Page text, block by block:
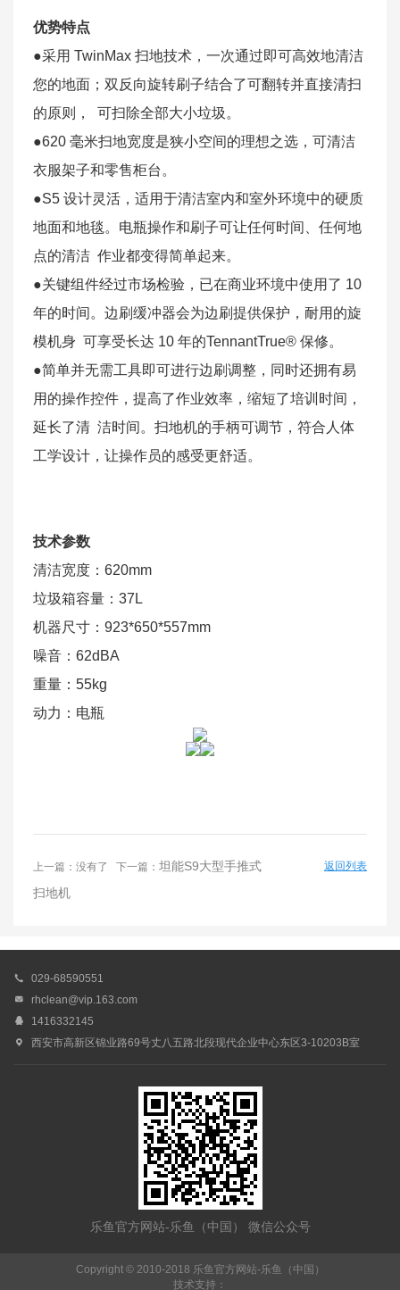
优势特点
●采用 TwinMax 扫地技术，一次通过即可高效地清洁
您的地面；双反向旋转刷子结合了可翻转并直接清扫
的原则， 可扫除全部大小垃圾。
●620 毫米扫地宽度是狭小空间的理想之选，可清洁
衣服架子和零售柜台。
●S5 设计灵活，适用于清洁室内和室外环境中的硬质
地面和地毯。电瓶操作和刷子可让任何时间、任何地
点的清洁 作业都变得简单起来。
●关键组件经过市场检验，已在商业环境中使用了 10
年的时间。边刷缓冲器会为边刷提供保护，耐用的旋
模机身 可享受长达 10 年的TennantTrue® 保修。
●简单并无需工具即可进行边刷调整，同时还拥有易
用的操作控件，提高了作业效率，缩短了培训时间，
延长了清 洁时间。扫地机的手柄可调节，符合人体
工学设计，让操作员的感受更舒适。
技术参数
清洁宽度：620mm
垃圾箱容量：37L
机器尺寸：923*650*557mm
噪音：62dBA
重量：55kg
动力：电瓶
上一篇：没有了 下一篇： 坦能S9大型手推式
扫地机
返回列表
 029-68590551
 rhclean@vip.163.com
 1416332145
 西安市高新区锦业路69号丈八五路北段现代企业中心东区3-10203B室
乐鱼官方网站-乐鱼（中国） 微信公众号
Copyright © 2010-2018 乐鱼官方网站-乐鱼（中国）
技术支持：